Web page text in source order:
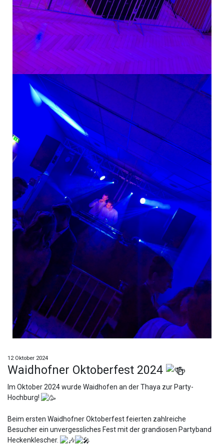
12 Oktober 2024
Waidhofner Oktoberfest 2024
Im Oktober 2024 wurde Waidhofen an der Thaya zur Party-
Hochburg!
Beim ersten Waidhofner Oktoberfest feierten zahlreiche
Besucher ein unvergessliches Fest mit der grandiosen Partyband
Heckenklescher.